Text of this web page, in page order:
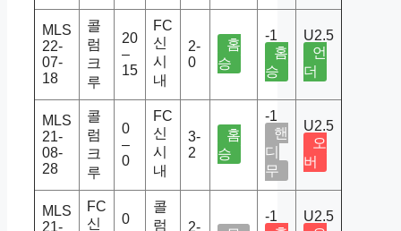
MLS
22-
07-
18
콜
럼
크
루
20
–
15
FC
신
시
내
2-
0
홈
승
-1
홈
승
U2.5
언
더
MLS
21-
08-
28
콜
럼
크
루
0
–
0
FC
신
시
내
3-
2
홈
승
-1
핸
디
무
U2.5
오
버
MLS
21-
FC
신
0
콜
럼
2-
-1
U2.5